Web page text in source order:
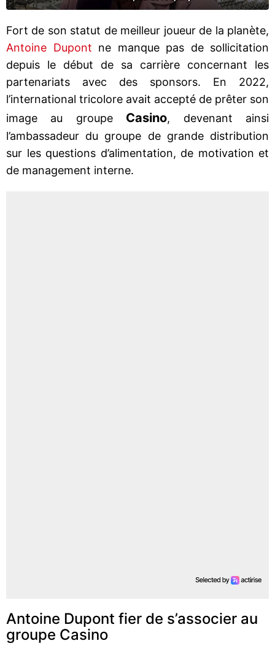
Fort de son statut de meilleur joueur de la planète,
Antoine Dupont ne manque pas de sollicitation
depuis le début de sa carrière concernant les
partenariats avec des sponsors. En 2022,
l’international tricolore avait accepté de prêter son
image au groupe Casino, devenant ainsi
l’ambassadeur du groupe de grande distribution
sur les questions d’alimentation, de motivation et
de management interne.
Antoine Dupont fier de s’associer au
groupe Casino